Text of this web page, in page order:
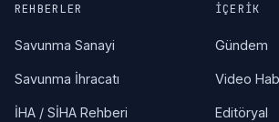
REHBERLER
Savunma Sanayi
Savunma İhracatı
İHA / SİHA Rehberi
İÇERIK
Gündem
Video
Editöryal